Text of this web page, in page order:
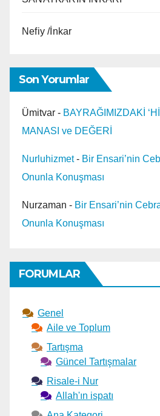
Nefiy /İnkar
Son Yorumlar
Ümitvar - BAYRAĞIMIZDAKİ
MANASI ve DEĞERİ
Nurluhizmet- Bir Ensari’nin
Onunla Konuşması
Nurzaman - Bir Ensari’nin
Onunla Konuşması
FORUMLAR
Genel
Aile ve Toplum
Tartışma
Güncel Tartışmalar
Risale-i Nur
Allah'ın ispatı